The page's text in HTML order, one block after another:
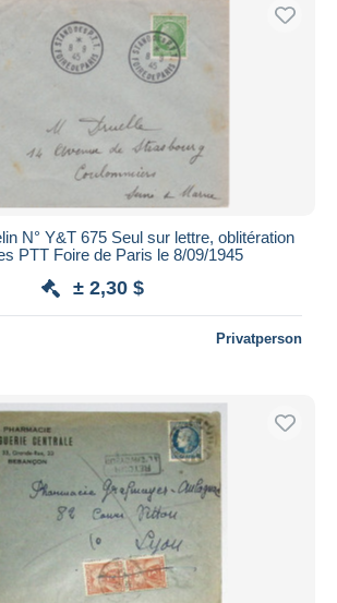
N° Y&T 675 Seul sur lettre, oblitération
PTT Foire de Paris le 8/09/1945
± 2,30 $
Privatperson